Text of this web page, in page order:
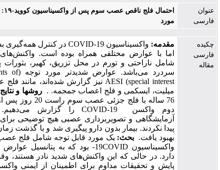
احتمال فلج ناقص عصب سوم پس از واکسیناسیون کووید-۱۹: گزارش یک
مورد
مقدمه:
واکسیناسیون COVID-19 در کنترل همه‌گیری بسیار مهم بود،
اما با عوارض مختلفی همراه بوده است. واکنش‌های خفیف شایع
شامل ناراحتی و تورم در محل تزریق، کهیر، بثورات پوستی، تب و
سردرد می‌باشد. عوارض شدیدتر مورد توجه (Adverse events of
special interest) AESI نیز گزارش شده‌اند، مانند فلج عصب صورت،
ایسکمی و فلج اعصاب جمجمه. .روشها و نتایج : ما یک بیمار
76 ساله با فلج جزئی عصب سوم راست 20 روز پس از دریافت دوز
دوم واکسن COVID-19 را گزارش می‌دهیم. آزمایش‌های
آزمایشگاهی و تصویربرداری عصبی هیچ توضیحی برای مشکل بیمار
پیدا نکردند. بیمار بدون دارو پیگیری شد و با گذشت زمان، علائم بیمار
بحث:یک مورد قابل توجه شامل فلج عصب سوم پس از
واکسیناسیون 19COVID- بود که به پتانسیل عوارض عصبی اشاره
دارد. در حالی که این واکنش‌های شدید نادر هستند، وقوع آنها نیاز به
پایش و تحقیقات مداوم برای اطمینان از ایمنی واکسن را برجسته